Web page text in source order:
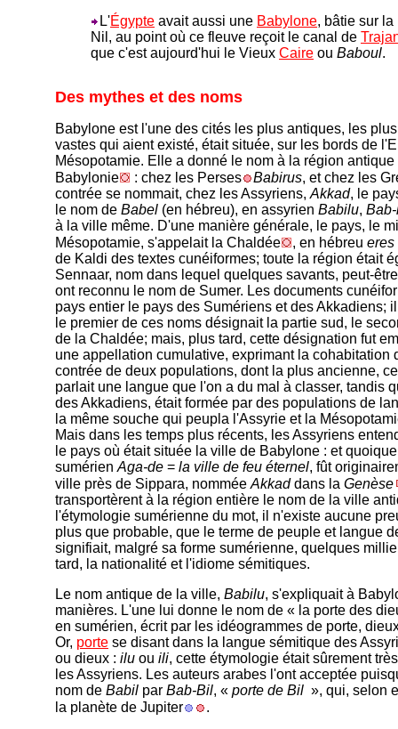
L'Égypte avait aussi une Babylone, bâtie sur
Nil, au point où ce fleuve reçoit le canal de
que c'est aujourd'hui le Vieux Caire ou Baboul.
Des mythes et des noms
Babylone est l'une des cités les plus antiques, les
vastes qui aient existé, était située, sur les bords de
Mésopotamie. Elle a donné le nom à la région
Babylonie
: chez les Perses Babirus, et chez les
contrée se nommait, chez les Assyriens, Akkad, le
le nom de Babel (en hébreu), en assyrien Babilu,
à la ville même. D'une manière générale, le pays, le
Mésopotamie, s'appelait la Chaldée
, en hébreu eres
de Kaldi des textes cunéiformes; toute la région était
Sennaar, nom dans lequel quelques savants, peut-
ont reconnu le nom de Sumer. Les documents
pays entier le pays des Sumériens et des Akkadiens;
le premier de ces noms désignait la partie sud, le
de la Chaldée; mais, plus tard, cette désignation fut
une appellation cumulative, exprimant la cohabitation
contrée de deux populations, dont la plus ancienne,
parlait une langue que l'on a du mal à classer, tandis
des Akkadiens, était formée par des populations de
la même souche qui peupla l'Assyrie et la
Mais dans les temps plus récents, les Assyriens
le pays où était située la ville de Babylone : et
sumérien Aga-de = la ville de feu éternel, fût
ville près de Sippara, nommée Akkaddans la Genèse
transportèrent à la région entière le nom de la ville
l'étymologie sumérienne du mot, il n'existe aucune
plus que probable, que le terme de peuple et langue
signifiait, malgré sa forme sumérienne, quelques
tard, la nationalité et l'idiome sémitiques.
Le nom antique de la ville, Babilu, s'expliquait à
manières. L'une lui donne le nom de « la porte des
en sumérien, écrit par les idéogrammes de porte,
Or, porte se disant dans la langue sémitique des
ou dieux : ilu ou ili, cette étymologie était sûrement
les Assyriens. Les auteurs arabes l'ont acceptée
nom de Babil par Bab-Bil, « porte de Bil », qui, selon
la planète de Jupiter
.